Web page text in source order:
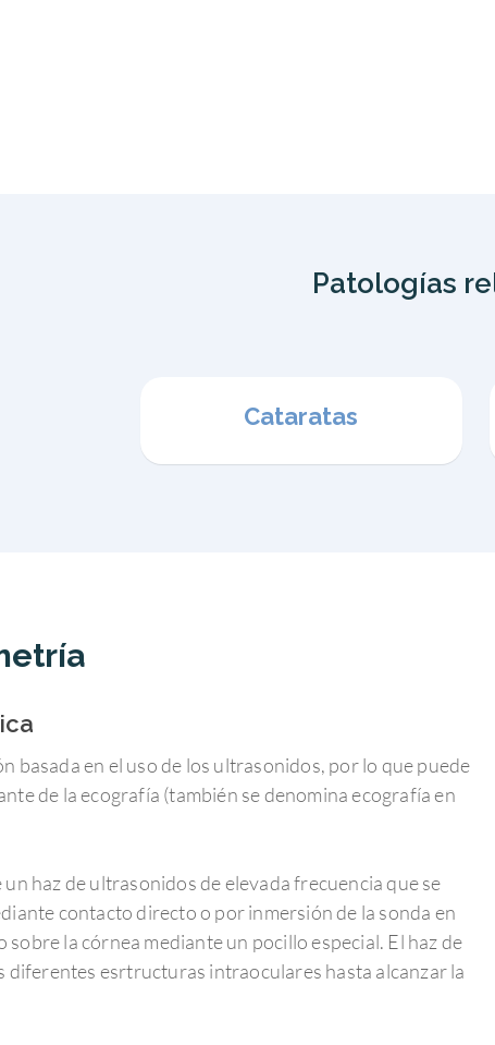
Patologías
Cataratas
basada en el uso de los ultrasonidos, por lo que puede
de la ecografía (también se denomina ecografía en
haz de ultrasonidos de elevada frecuencia que se
contacto directo o por inmersión de la sonda en
sobre la córnea mediante un pocillo especial. El haz de
diferentes esrtructuras intraoculares hasta alcanzar la